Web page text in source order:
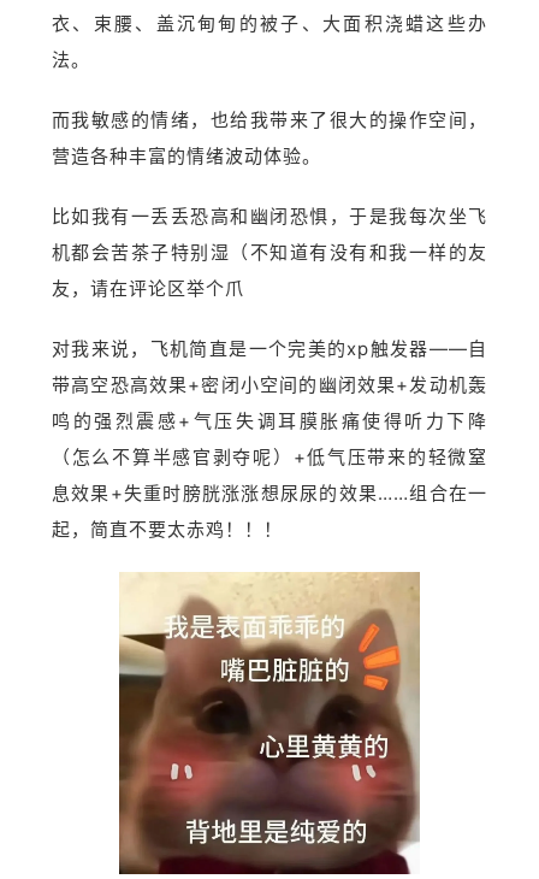
衣、束腰、盖沉甸甸的被子、大面积浇蜡这些办
法。
而我敏感的情绪，也给我带来了很大的操作空间，
营造各种丰富的情绪波动体验。
比如我有一丢丢恐高和幽闭恐惧，于是我每次坐飞
机都会苦茶子特别湿（不知道有没有和我一样的友
友，请在评论区举个爪
对我来说，飞机简直是一个完美的xp触发器——自
带高空恐高效果+密闭小空间的幽闭效果+发动机轰
鸣的强烈震感+气压失调耳膜胀痛使得听力下降
（怎么不算半感官剥夺呢）+低气压带来的轻微窒
息效果+失重时膀胱涨涨想尿尿的效果……组合在一
起，简直不要太赤鸡！！！